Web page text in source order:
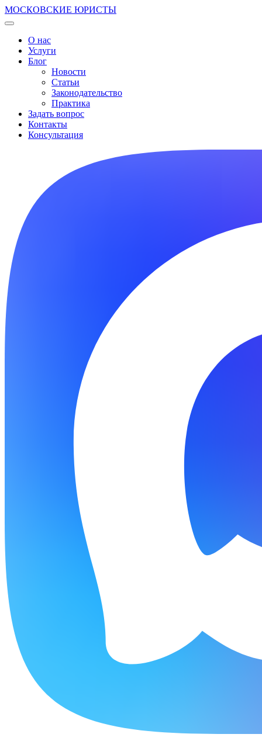
МОСКОВСКИЕ ЮРИСТЫ
О нас
Услуги
Блог
Новости
Статьи
Законодательство
Практика
Задать вопрос
Контакты
Консультация